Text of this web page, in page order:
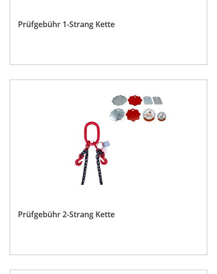
Prüfgebühr 1-Strang Kette
Prüfgebühr 2-Strang Kette